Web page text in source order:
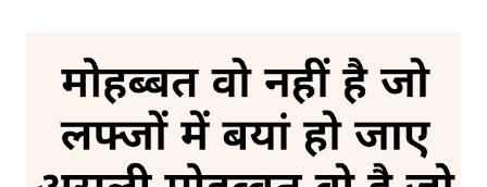
झटके में फलक से जमीन पर गिरा दिया उसकी गजब की बेवफाई है। 5. अधूरी दास्तां
अपने पास वक्त की स्याही थी और लिखने का इरादा भी था मगर अपनी किस्मत ने
ऐसा मोड़ लिया अपनी चाहतों की कहानी मुकम्मल नहीं हुई। 6. दर्द ए जिंदगी अब
जिंदगी का आलम ऐसा हो गया है तन्हाई से अपनी अच्छी जान पहचान हो चुकी है अब
कोई फर्क नहीं पड़ता धी...